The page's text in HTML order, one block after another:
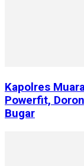
Kapolres
Powerfit,
Bugar